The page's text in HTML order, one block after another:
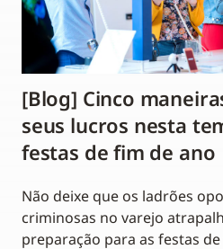
[Blog] Cinco
seus lucros nesta
festas de fim de ano
Não deixe que os ladrões
criminosas no varejo
preparação para as festas